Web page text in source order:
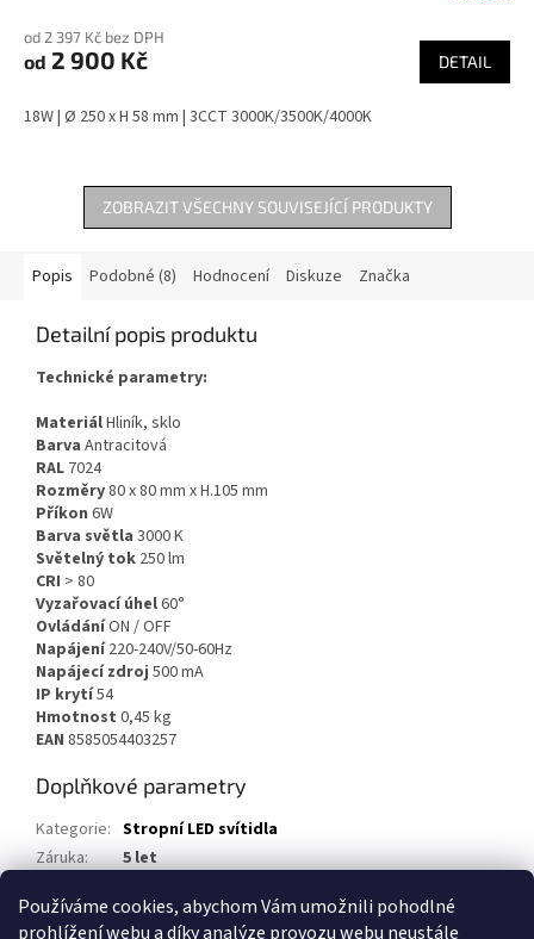
Používáme cookies, abychom Vám umožnili pohodlné
prohlížení webu a díky analýze provozu webu neustále
od 2 397 Kč bez DPH
od 2 900 Kč DETAIL
18W | Ø 250 x H 58 mm | 3CCT 3000K/3500K/4000K
ZOBRAZIT VŠECHNY SOUVISEJÍCÍ PRODUKTY
Popis Podobné (8) Hodnocení Diskuze Značka
Detailní popis produktu
Technické parametry:
MateriálHliník, sklo
Barva Antracitová
RAL 7024
Rozměry80 x 80 mm x H.105 mm
Příkon 6W
Barva světla 3000 K
Světelný tok 250 lm
CRI > 80
Vyzařovací úhel60°
OvládáníON / OFF
Napájení220-240V/50-60Hz
Napájecí zdroj 500 mA
IP krytí54
Hmotnost 0,45 kg
EAN 8585054403257
Doplňkové parametry
Kategorie: Stropní LED svítidla
Záruka:
5 let